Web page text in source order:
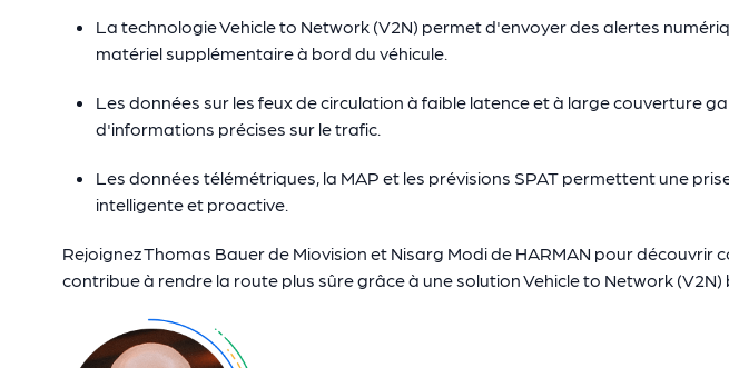
La technologie Vehicle to Network (V2N) permet d'envoyer des alertes
matériel supplémentaire à bord du véhicule.
Les données sur les feux de circulation à faible latence et à large couverture
d'informations précises sur le trafic.
Les données télémétriques, la MAP et les prévisions SPAT permettent une
intelligente et proactive.
Rejoignez Thomas Bauer de Miovision et Nisarg Modi de HARMAN pour
contribue à rendre la route plus sûre grâce à une solution Vehicle to Network (V2N)